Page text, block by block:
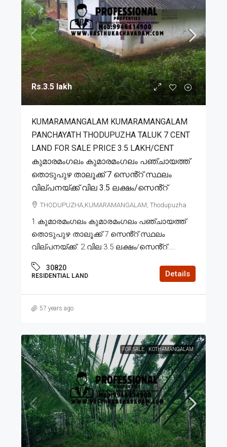
Rs.3.5 lakh
KUMARAMANGALAM KUMARAMANGALAM
PANCHAYATH THODUPUZHA TALUK 7 CENT
LAND FOR SALE PRICE 3.5 LAKH/CENT
കുമാരമംഗലം കുമാരമംഗലം പഞ്ചായത്ത്
തൊടുപുഴ താലൂക്ക് 7 സെൻ്റ് സ്ഥലം
വില്പനയ്ക്ക് വില 3.5 ലക്ഷം/സെൻ്റ്
THODUPUZHA,KUMARAMANGALAM, Thodupuzha
1.കുമാരമംഗലം കുമാരമംഗലം പഞ്ചായത്ത്
തൊടുപുഴ താലൂക്ക് 7 സെൻ്റ് സ്ഥലം
വില്പനയ്ക്ക്. 2.വില 3.5 ലക്ഷം/സെൻ്റ്....
30820
RESIDENTIAL LAND Details
57 years ago
FOR SALE KOTHAMANGALAM